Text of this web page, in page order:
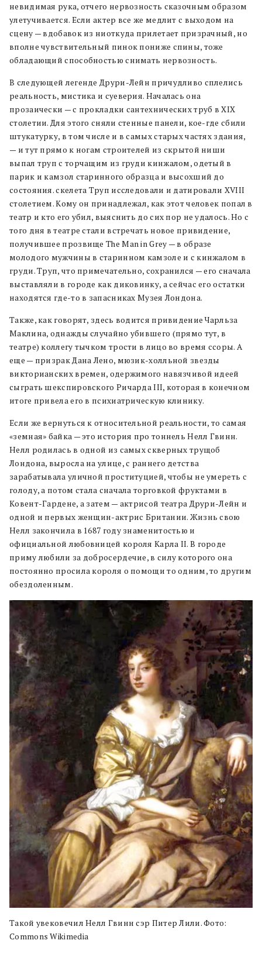
невидимая рука, отчего нервозность сказочным образом
улетучивается. Если актер все же медлит с выходом на
сцену — вдобавок из ниоткуда прилетает призрачный, но
вполне чувствительный пинок пониже спины, тоже
обладающий способностью снимать нервозность.
В следующей легенде Друри-Лейн причудливо сплелись
реальность, мистика и суеверия. Началась она
прозаически — с прокладки сантехнических труб в XIX
столетии. Для этого сняли стенные панели, кое-где сбили
штукатурку, в том числе и в самых старых частях здания,
— и тут прямо к ногам строителей из скрытой ниши
выпал труп с торчащим из груди кинжалом, одетый в
парик и камзол старинного образца и высохший до
состояния. скелета Труп исследовали и датировали XVIII
столетием. Кому он принадлежал, как этот человек попал в
театр и кто его убил, выяснить до сих пор не удалось. Но с
того дня в театре стали встречать новое привидение,
получившее прозвище The Man in Grey — в образе
молодого мужчины в старинном камзоле и с кинжалом в
груди. Труп, что примечательно, сохранился — его сначала
выставляли в городе как диковинку, а сейчас его остатки
находятся где-то в запасниках Музея Лондона.
Также, как говорят, здесь водится привидение Чарльза
Маклина, однажды случайно убившего (прямо тут, в
театре) коллегу тычком трости в лицо во время ссоры. А
еще — призрак Дана Лено, мюзик-холльной звезды
викторианских времен, одержимого навязчивой идеей
сыграть шекспировского Ричарда III, которая в конечном
итоге привела его в психиатрическую клинику.
Если же вернуться к относительной реальности, то самая
«земная» байка — это история про тоннель Нелл Гвинн.
Нелл родилась в одной из самых скверных трущоб
Лондона, выросла на улице, с раннего детства
зарабатывала уличной проституцией, чтобы не умереть с
голоду, а потом стала сначала торговкой фруктами в
Ковент-Гардене, а затем — актрисой театра Друри-Лейн и
одной и первых женщин-актрис Британии. Жизнь свою
Нелл закончила в 1687 году знаменитостью и
официальной любовницей короля Карла II. В городе
приму любили за добросердечие, в силу которого она
постоянно просила короля о помощи то одним, то другим
обездоленным.
Такой увековечил Нелл Гвинн cэр Питер Лили. Фото:
Commons Wikimedia